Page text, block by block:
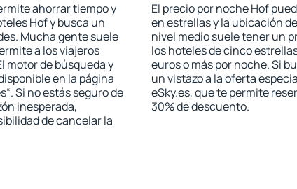
ahorrar tiempo y
Hof y busca un
Mucha gente suele
a los viajeros
motor de búsqueda y
en la página
Si no estás seguro de
inesperada,
de cancelar la
El precio por noche Hof
en estrellas y la ubicación
nivel medio suele tener un
los hoteles de cinco
euros o más por noche. Si
un vistazo a la oferta
eSky.es, que te permite
30% de descuento.